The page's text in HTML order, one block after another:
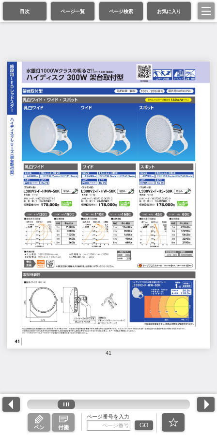
目次 ページ一覧 ページ検索 お気に入り
41
ペン 付箋
ページ番号を入力
GO